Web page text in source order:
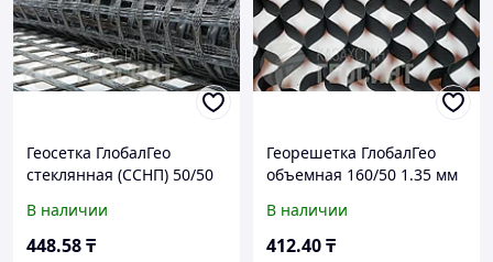
Геосетка ГлобалГео
стеклянная (ССНП) 50/50
В наличии
448.58₸
Георешетка ГлобалГео
объемная 160/50 1.35 мм
В наличии
412.40₸